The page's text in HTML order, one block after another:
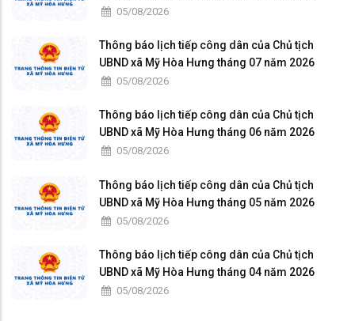
05/08/2026
Thông báo lịch tiếp công dân của Chủ tịch
UBND xã Mỹ Hòa Hưng tháng 07 năm 2026
05/08/2026
Thông báo lịch tiếp công dân của Chủ tịch
UBND xã Mỹ Hòa Hưng tháng 06 năm 2026
05/08/2026
Thông báo lịch tiếp công dân của Chủ tịch
UBND xã Mỹ Hòa Hưng tháng 05 năm 2026
05/08/2026
Thông báo lịch tiếp công dân của Chủ tịch
UBND xã Mỹ Hòa Hưng tháng 04 năm 2026
05/08/2026